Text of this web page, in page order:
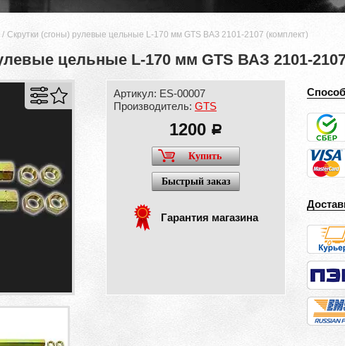
Скрутки (сгоны) рулевые цельные L-170 мм GTS ВАЗ 2101-2107 (комплект)
цельные L-170 мм GTS ВАЗ 2101-
Артикул: ES-00007
Производитель: GTS
1200 a
Купить
Быстрый заказ
Гарантия магазина